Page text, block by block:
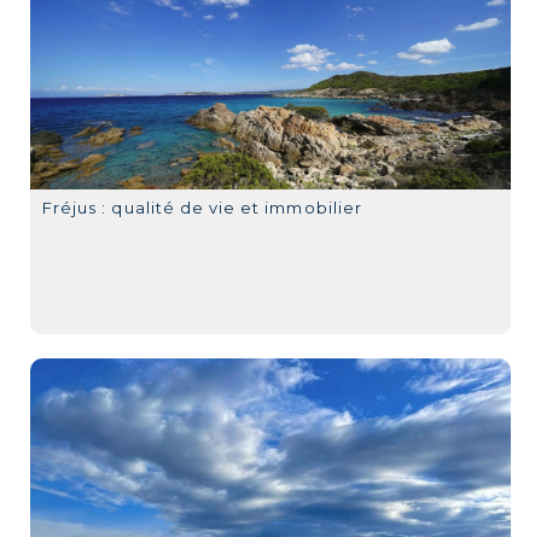
Fréjus : qualité de vie et immobilier